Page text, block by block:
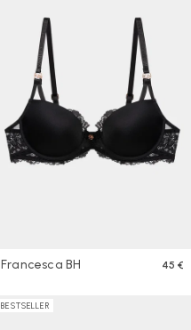
Francesca BH 45 €
BESTSELLER